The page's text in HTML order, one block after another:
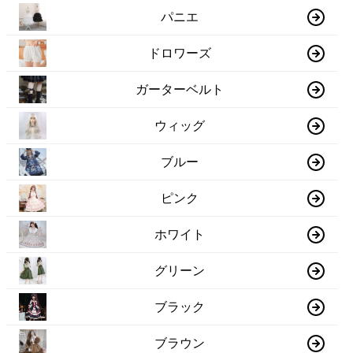
パニエ
ドロワーズ
ガーターベルト
ウィッグ
ブルー
ピンク
ホワイト
グリーン
ブラック
ブラウン